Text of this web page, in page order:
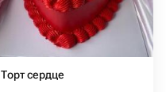
Торт сердце